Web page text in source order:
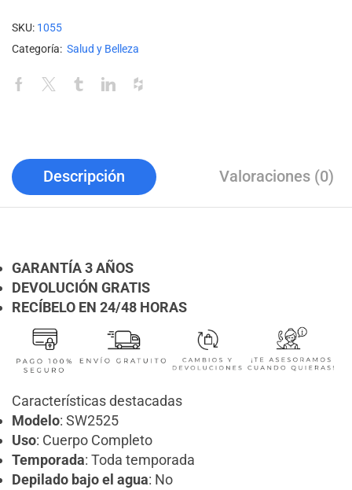
SKU: 1055
Categoría: Salud y Belleza
Descripción Valoraciones (0)
GARANTÍA 3 AÑOS
DEVOLUCIÓN GRATIS
RECÍBELO EN 24/48 HORAS
Características destacadas
Modelo: SW2525
Uso: Cuerpo Completo
Temporada: Toda temporada
Depilado bajo el agua: No